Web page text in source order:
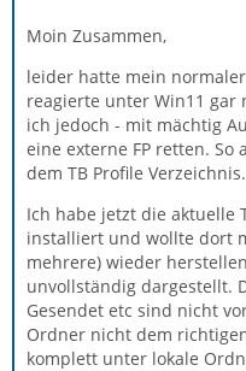
Moin Zusammen,
leider hatte mein
reagierte unter Win11
ich jedoch - mit mächtig
eine externe FP retten. So
dem TB Profile Verzeichnis.
Ich habe jetzt die aktuelle
installiert und wollte dort
mehrere) wieder
unvollständig dargestellt.
Gesendet etc sind nicht
Ordner nicht dem
komplett unter lokale